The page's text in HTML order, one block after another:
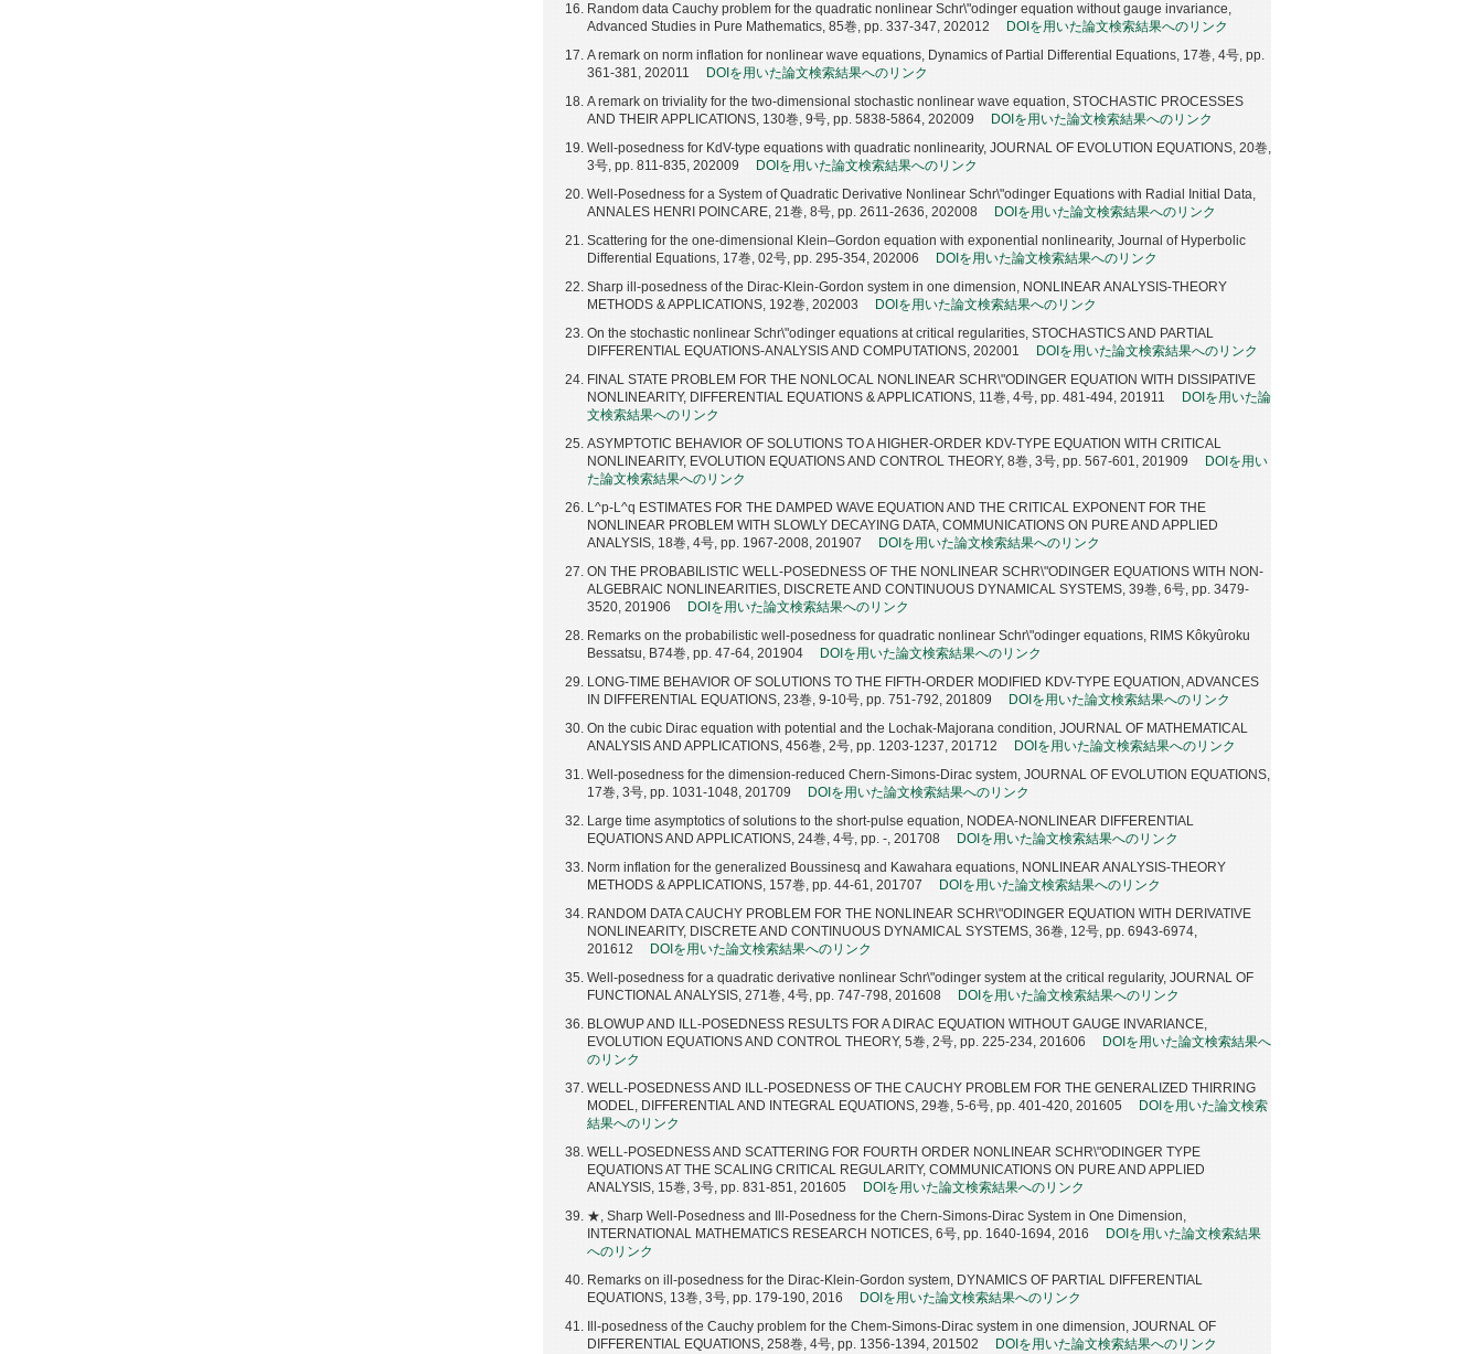
Random data Cauchy problem for the quadratic nonlinear Schr\"odinger equation without gauge invariance,
Advanced Studies in Pure Mathematics, 85巻, pp. 337-347, 202012
DOIを用いた論文検索結果へのリンク
A remark on norm inflation for nonlinear wave equations, Dynamics of Partial Differential Equations, 17巻, 4号, pp.
361-381, 202011
DOIを用いた論文検索結果へのリンク
A remark on triviality for the two-dimensional stochastic nonlinear wave equation, STOCHASTIC PROCESSES
AND THEIR APPLICATIONS, 130巻, 9号, pp. 5838-5864, 202009
DOIを用いた論文検索結果へのリンク
Well-posedness for KdV-type equations with quadratic nonlinearity, JOURNAL OF EVOLUTION EQUATIONS, 20巻,
3号, pp. 811-835, 202009
DOIを用いた論文検索結果へのリンク
Well-Posedness for a System of Quadratic Derivative Nonlinear Schr\"odinger Equations with Radial Initial Data,
ANNALES HENRI POINCARE, 21巻, 8号, pp. 2611-2636, 202008
DOIを用いた論文検索結果へのリンク
Scattering for the one-dimensional Klein–Gordon equation with exponential nonlinearity, Journal of Hyperbolic
Differential Equations, 17巻, 02号, pp. 295-354, 202006
DOIを用いた論文検索結果へのリンク
Sharp ill-posedness of the Dirac-Klein-Gordon system in one dimension, NONLINEAR ANALYSIS-THEORY
METHODS & APPLICATIONS, 192巻, 202003
DOIを用いた論文検索結果へのリンク
On the stochastic nonlinear Schr\"odinger equations at critical regularities, STOCHASTICS AND PARTIAL
DIFFERENTIAL EQUATIONS-ANALYSIS AND COMPUTATIONS, 202001
DOIを用いた論文検索結果へのリンク
FINAL STATE PROBLEM FOR THE NONLOCAL NONLINEAR SCHR\"ODINGER EQUATION WITH DISSIPATIVE
NONLINEARITY, DIFFERENTIAL EQUATIONS & APPLICATIONS, 11巻, 4号, pp. 481-494, 201911
DOIを用いた論
文検索結果へのリンク
ASYMPTOTIC BEHAVIOR OF SOLUTIONS TO A HIGHER-ORDER KDV-TYPE EQUATION WITH CRITICAL
NONLINEARITY, EVOLUTION EQUATIONS AND CONTROL THEORY, 8巻, 3号, pp. 567-601, 201909
DOIを用い
た論文検索結果へのリンク
L^p-L^q ESTIMATES FOR THE DAMPED WAVE EQUATION AND THE CRITICAL EXPONENT FOR THE
NONLINEAR PROBLEM WITH SLOWLY DECAYING DATA, COMMUNICATIONS ON PURE AND APPLIED
ANALYSIS, 18巻, 4号, pp. 1967-2008, 201907
DOIを用いた論文検索結果へのリンク
ON THE PROBABILISTIC WELL-POSEDNESS OF THE NONLINEAR SCHR\"ODINGER EQUATIONS WITH NON-
ALGEBRAIC NONLINEARITIES, DISCRETE AND CONTINUOUS DYNAMICAL SYSTEMS, 39巻, 6号, pp. 3479-
3520, 201906
DOIを用いた論文検索結果へのリンク
Remarks on the probabilistic well-posedness for quadratic nonlinear Schr\"odinger equations, RIMS Kôkyûroku
Bessatsu, B74巻, pp. 47-64, 201904
DOIを用いた論文検索結果へのリンク
LONG-TIME BEHAVIOR OF SOLUTIONS TO THE FIFTH-ORDER MODIFIED KDV-TYPE EQUATION, ADVANCES
IN DIFFERENTIAL EQUATIONS, 23巻, 9-10号, pp. 751-792, 201809
DOIを用いた論文検索結果へのリンク
On the cubic Dirac equation with potential and the Lochak-Majorana condition, JOURNAL OF MATHEMATICAL
ANALYSIS AND APPLICATIONS, 456巻, 2号, pp. 1203-1237, 201712
DOIを用いた論文検索結果へのリンク
Well-posedness for the dimension-reduced Chern-Simons-Dirac system, JOURNAL OF EVOLUTION EQUATIONS,
17巻, 3号, pp. 1031-1048, 201709
DOIを用いた論文検索結果へのリンク
Large time asymptotics of solutions to the short-pulse equation, NODEA-NONLINEAR DIFFERENTIAL
EQUATIONS AND APPLICATIONS, 24巻, 4号, pp. -, 201708
DOIを用いた論文検索結果へのリンク
Norm inflation for the generalized Boussinesq and Kawahara equations, NONLINEAR ANALYSIS-THEORY
METHODS & APPLICATIONS, 157巻, pp. 44-61, 201707
DOIを用いた論文検索結果へのリンク
RANDOM DATA CAUCHY PROBLEM FOR THE NONLINEAR SCHR\"ODINGER EQUATION WITH DERIVATIVE
NONLINEARITY, DISCRETE AND CONTINUOUS DYNAMICAL SYSTEMS, 36巻, 12号, pp. 6943-6974,
201612
DOIを用いた論文検索結果へのリンク
Well-posedness for a quadratic derivative nonlinear Schr\"odinger system at the critical regularity, JOURNAL OF
FUNCTIONAL ANALYSIS, 271巻, 4号, pp. 747-798, 201608
DOIを用いた論文検索結果へのリンク
BLOWUP AND ILL-POSEDNESS RESULTS FOR A DIRAC EQUATION WITHOUT GAUGE INVARIANCE,
EVOLUTION EQUATIONS AND CONTROL THEORY, 5巻, 2号, pp. 225-234, 201606
DOIを用いた論文検索結果へ
のリンク
WELL-POSEDNESS AND ILL-POSEDNESS OF THE CAUCHY PROBLEM FOR THE GENERALIZED THIRRING
MODEL, DIFFERENTIAL AND INTEGRAL EQUATIONS, 29巻, 5-6号, pp. 401-420, 201605
DOIを用いた論文検索
結果へのリンク
WELL-POSEDNESS AND SCATTERING FOR FOURTH ORDER NONLINEAR SCHR\"ODINGER TYPE
EQUATIONS AT THE SCALING CRITICAL REGULARITY, COMMUNICATIONS ON PURE AND APPLIED
ANALYSIS, 15巻, 3号, pp. 831-851, 201605
DOIを用いた論文検索結果へのリンク
★, Sharp Well-Posedness and Ill-Posedness for the Chern-Simons-Dirac System in One Dimension,
INTERNATIONAL MATHEMATICS RESEARCH NOTICES, 6号, pp. 1640-1694, 2016
DOIを用いた論文検索結果
へのリンク
Remarks on ill-posedness for the Dirac-Klein-Gordon system, DYNAMICS OF PARTIAL DIFFERENTIAL
EQUATIONS, 13巻, 3号, pp. 179-190, 2016
DOIを用いた論文検索結果へのリンク
Ill-posedness of the Cauchy problem for the Chem-Simons-Dirac system in one dimension, JOURNAL OF
DIFFERENTIAL EQUATIONS, 258巻, 4号, pp. 1356-1394, 201502
DOIを用いた論文検索結果へのリンク